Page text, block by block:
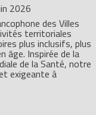
2026
des Villes
territoriales
plus inclusifs, plus
âge. Inspirée de la
de la Santé, notre
exigeante à